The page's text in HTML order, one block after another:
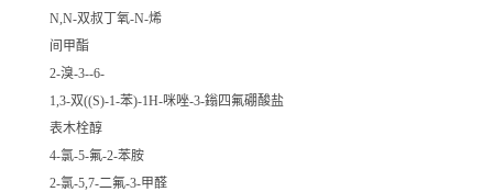
N,N-双叔丁氧-N-烯
间甲酯
2-溴-3--6-
1,3-双((S)-1-苯)-1H-咪唑-3-鎓四氟硼酸盐
表木栓醇
4-氯-5-氟-2-苯胺
2-氯-5,7-二氟-3-甲醛